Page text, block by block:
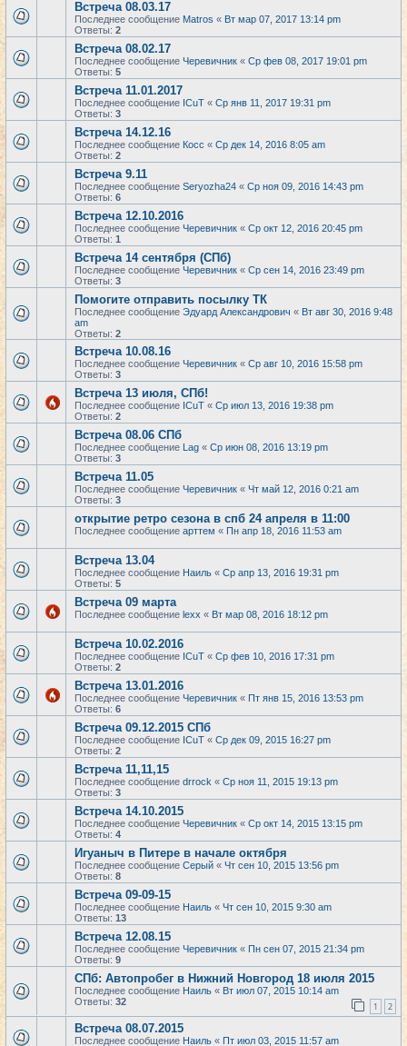
Встреча 08.03.17
Последнее сообщение Matros « Вт мар 07, 2017 13:14 pm
Ответы: 2
Встреча 08.02.17
Последнее сообщение Черевичник « Ср фев 08, 2017 19:01 pm
Ответы: 5
Встреча 11.01.2017
Последнее сообщение ICuT « Ср янв 11, 2017 19:31 pm
Ответы: 3
Встреча 14.12.16
Последнее сообщение Косс « Ср дек 14, 2016 8:05 am
Ответы: 2
Встреча 9.11
Последнее сообщение Seryozha24 « Ср ноя 09, 2016 14:43 pm
Ответы: 6
Встреча 12.10.2016
Последнее сообщение Черевичник « Ср окт 12, 2016 20:45 pm
Ответы: 1
Встреча 14 сентября (СПб)
Последнее сообщение Черевичник « Ср сен 14, 2016 23:49 pm
Ответы: 3
Помогите отправить посылку ТК
Последнее сообщение Эдуард Александрович « Вт авг 30, 2016 9:48
am
Ответы: 2
Встреча 10.08.16
Последнее сообщение Черевичник « Ср авг 10, 2016 15:58 pm
Ответы: 3
Встреча 13 июля, СПб!
Последнее сообщение ICuT « Ср июл 13, 2016 19:38 pm
Ответы: 2
Встреча 08.06 СПб
Последнее сообщение Lag « Ср июн 08, 2016 13:19 pm
Ответы: 3
Встреча 11.05
Последнее сообщение Черевичник « Чт май 12, 2016 0:21 am
Ответы: 3
открытие ретро сезона в спб 24 апреля в 11:00
Последнее сообщение арттем « Пн апр 18, 2016 11:53 am
Встреча 13.04
Последнее сообщение Наиль « Ср апр 13, 2016 19:31 pm
Ответы: 5
Встреча 09 марта
Последнее сообщение lexx « Вт мар 08, 2016 18:12 pm
Встреча 10.02.2016
Последнее сообщение ICuT « Ср фев 10, 2016 17:31 pm
Ответы: 2
Встреча 13.01.2016
Последнее сообщение Черевичник « Пт янв 15, 2016 13:53 pm
Ответы: 6
Встреча 09.12.2015 СПб
Последнее сообщение ICuT « Ср дек 09, 2015 16:27 pm
Ответы: 2
Встреча 11,11,15
Последнее сообщение drrock « Ср ноя 11, 2015 19:13 pm
Ответы: 3
Встреча 14.10.2015
Последнее сообщение Черевичник « Ср окт 14, 2015 13:15 pm
Ответы: 4
Игуаныч в Питере в начале октября
Последнее сообщение Серый « Чт сен 10, 2015 13:56 pm
Ответы: 8
Встреча 09-09-15
Последнее сообщение Наиль « Чт сен 10, 2015 9:30 am
Ответы: 13
Встреча 12.08.15
Последнее сообщение Черевичник « Пн сен 07, 2015 21:34 pm
Ответы: 9
СПб: Автопробег в Нижний Новгород 18 июля 2015
Последнее сообщение Наиль « Вт июл 07, 2015 10:14 am
Ответы: 32 1 2
Встреча 08.07.2015
Последнее сообщение Наиль « Пт июл 03, 2015 11:57 am